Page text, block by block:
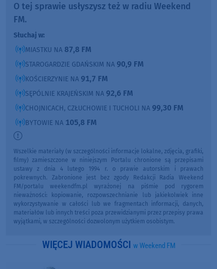
O tej sprawie usłyszysz też w radiu Weekend
FM.
Słuchaj w:
MIASTKU NA 87,8 FM
STAROGARDZIE GDAŃSKIM NA 90,9 FM
KOŚCIERZYNIE NA 91,7 FM
SĘPÓLNIE KRAJEŃSKIM NA 92,6 FM
CHOJNICACH, CZŁUCHOWIE I TUCHOLI NA 99,30 FM
BYTOWIE NA 105,8 FM
Wszelkie materiały (w szczególności informacje lokalne, zdjęcia, grafiki,
filmy) zamieszczone w niniejszym Portalu chronione są przepisami
ustawy z dnia 4 lutego 1994 r. o prawie autorskim i prawach
pokrewnych. Zabronione jest bez zgody Redakcji Radia Weekend
FM/portalu weekendfm.pl wyrażonej na piśmie pod rygorem
nieważności: kopiowanie, rozpowszechnianie lub jakiekolwiek inne
wykorzystywanie w całości lub we fragmentach informacji, danych,
materiałów lub innych treści poza przewidzianymi przez przepisy prawa
wyjątkami, w szczególności dozwolonym użytkiem osobistym.
WIĘCEJ WIADOMOŚCI w Weekend FM